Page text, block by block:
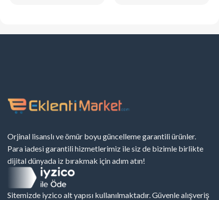
Orjinal lisanslı ve ömür boyu güncelleme garantili ürünler.
Para iadesi garantili hizmetlerimiz ile siz de bizimle birlikte
dijital dünyada iz bırakmak için adım atın!
Sitemizde iyzico alt yapısı kullanılmaktadır. Güvenle alışveriş